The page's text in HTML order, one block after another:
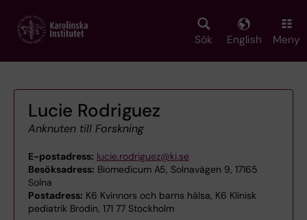
main
Sök English Meny
Lucie Rodriguez
Anknuten till Forskning
E-postadress: lucie.rodriguez@ki.se
Besöksadress: Biomedicum A5, Solnavägen 9, 17165
Solna
Postadress: K6 Kvinnors och barns hälsa, K6 Klinisk
pediatrik Brodin, 171 77 Stockholm